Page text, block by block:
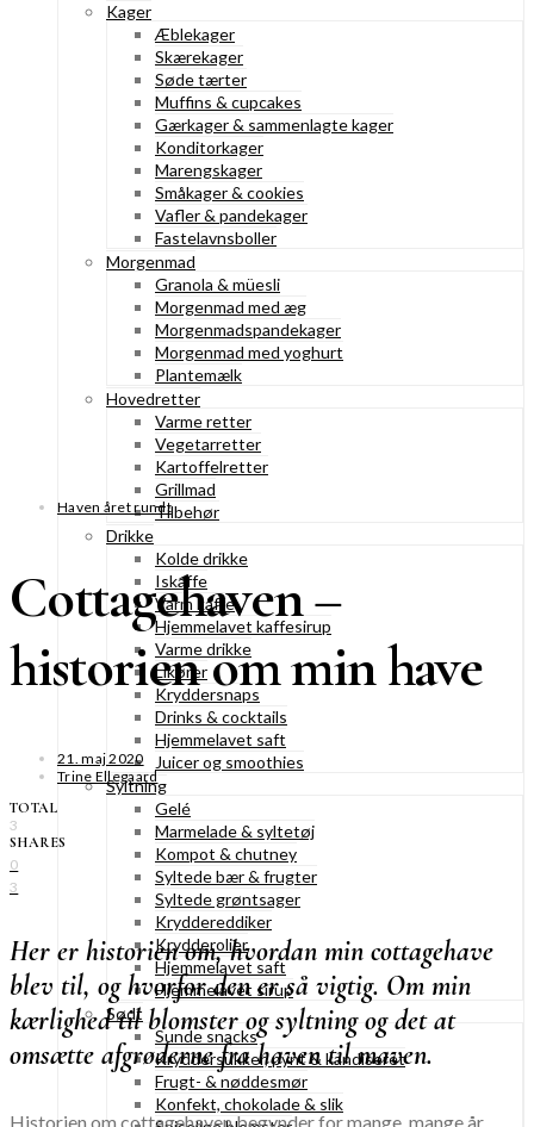
Kager
Æblekager
Skærekager
Søde tærter
Muffins & cupcakes
Gærkager & sammenlagte kager
Konditorkager
Marengskager
Småkager & cookies
Vafler & pandekager
Fastelavnsboller
Morgenmad
Granola & müesli
Morgenmad med æg
Morgenmadspandekager
Morgenmad med yoghurt
Plantemælk
Hovedretter
Varme retter
Vegetarretter
Kartoffelretter
Grillmad
Tilbehør
Drikke
Kolde drikke
Iskaffe
Varm kaffe
Hjemmelavet kaffesirup
Varme drikke
Likører
Kryddersnaps
Drinks & cocktails
Hjemmelavet saft
Juicer og smoothies
Syltning
Gelé
Marmelade & syltetøj
Kompot & chutney
Syltede bær & frugter
Syltede grøntsager
Kryddereddiker
Krydderolier
Hjemmelavet saft
Hjemmelavet sirup
Sødt
Sunde snacks
Kryddersukker, pynt & kandiseret
Frugt- & nøddesmør
Konfekt, chokolade & slik
Haven året rundt
Cottagehaven –
historien om min have
21. maj 2020
Trine Ellegaard
TOTAL
3
SHARES
0
3
Her er historien om, hvordan min cottagehave
blev til, og hvorfor den er så vigtig. Om min
kærlighed til blomster og syltning og det at
omsætte afgrøderne fra haven til maven.
Historien om cottagehaven begynder for mange, mange år